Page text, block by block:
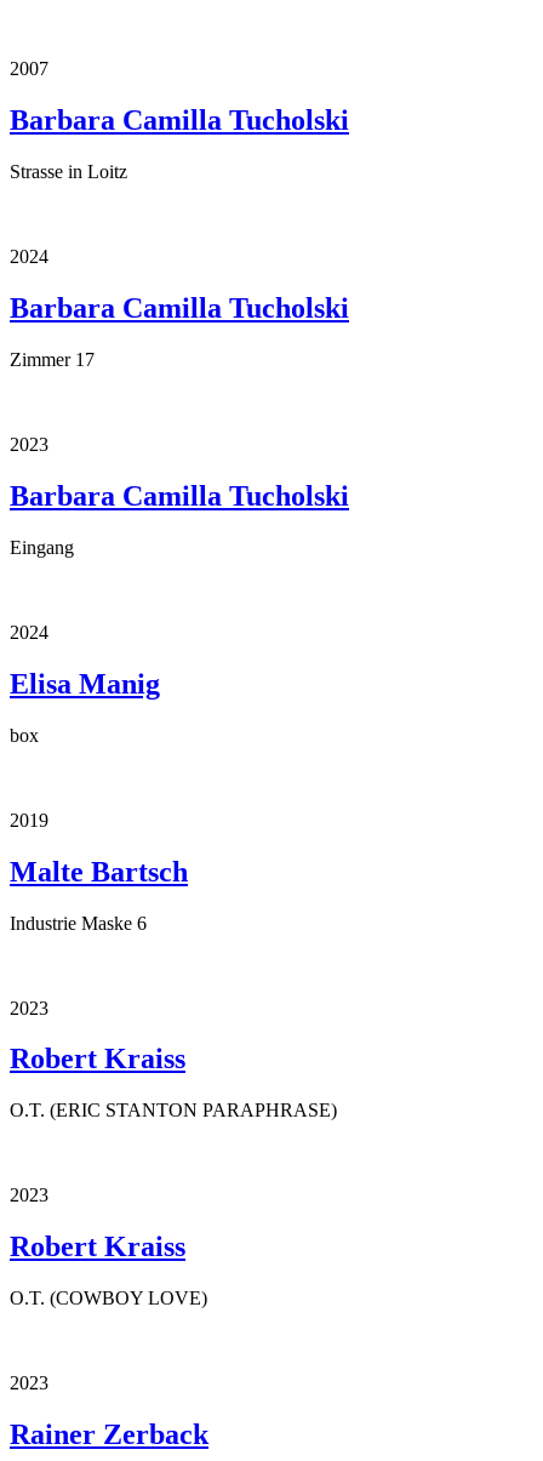
2007
Barbara Camilla Tucholski
Strasse in Loitz
2024
Barbara Camilla Tucholski
Zimmer 17
2023
Barbara Camilla Tucholski
Eingang
2024
Elisa Manig
box
2019
Malte Bartsch
Industrie Maske 6
2023
Robert Kraiss
O.T. (ERIC STANTON PARAPHRASE)
2023
Robert Kraiss
O.T. (COWBOY LOVE)
2023
Rainer Zerback